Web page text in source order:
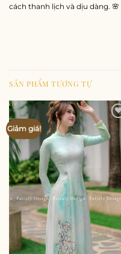
cách thanh lịch và dịu dàng. 🌸
SẢN PHẨM TƯƠNG TỰ
Giảm giá!
Add to
wishlist